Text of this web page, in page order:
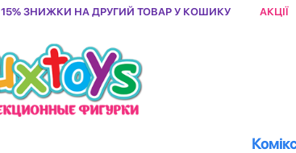
15% знижки на другий товар у кошику Акції